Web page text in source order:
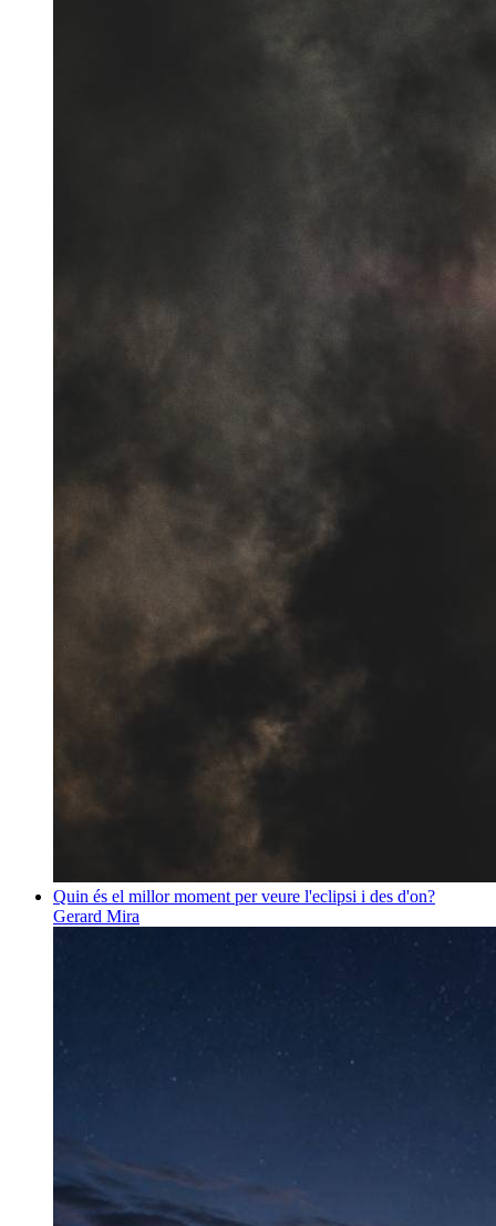
Quin és el millor moment per veure l'eclipsi i des d'on?
Gerard Mira